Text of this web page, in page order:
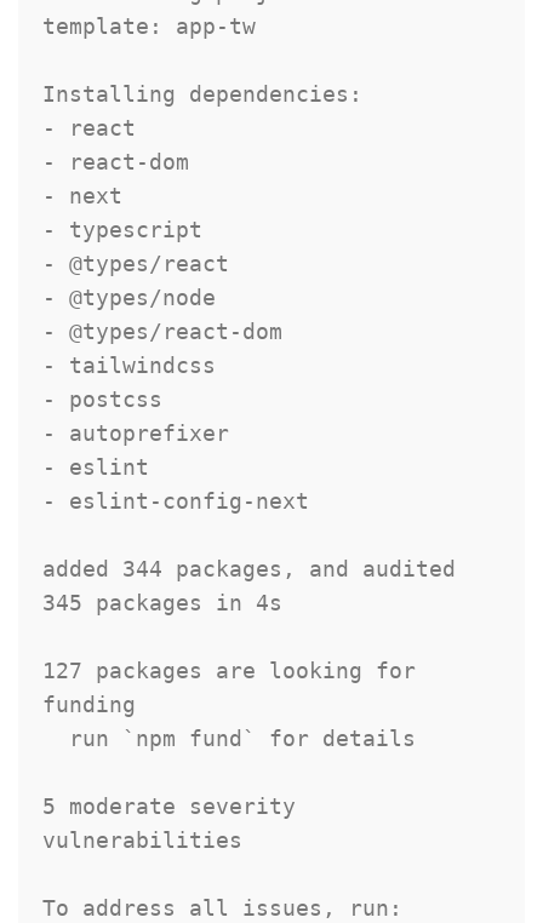
template : app-tw
Installing dependencies :
-
-
react -
-
-
-
@types/
-
@types/
-
@types/react -
-
-
-
-
-
eslint -config -next
added 344 packages ,
345 packages in 4s
127 packages are looking for
funding
  run
` npm fund ` for details
5 moderate severity
vulnerabilities
To address all issues , run :